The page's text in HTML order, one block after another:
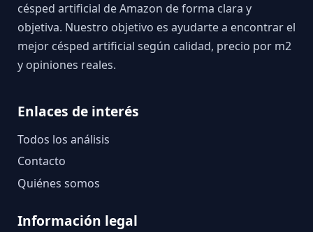
césped artificial de Amazon de forma clara y
objetiva. Nuestro objetivo es ayudarte a encontrar el
mejor césped artificial según calidad, precio por m2
y opiniones reales.
Enlaces de interés
Todos los análisis
Contacto
Quiénes somos
Información legal